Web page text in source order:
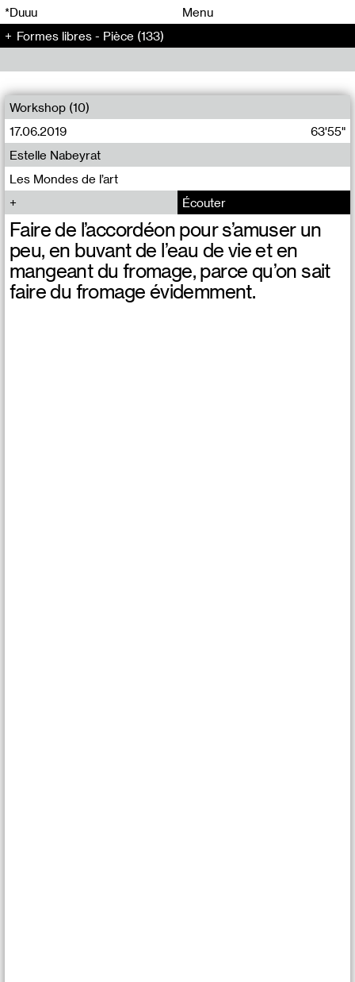
*Duuu
Menu
Formes libres - Pièce (133)
Workshop (10)
17.06.2019
63'55"
​Les Mondes de l’art
Estelle Nabeyrat
Écouter
Faire de l’accordéon pour s’amuser un
peu, en buvant de l’eau de vie et en
mangeant du fromage, parce qu’on sait
faire du fromage évidemment.
00 00
00 00